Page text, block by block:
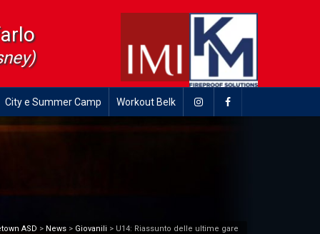
City e Summer Camp Workout Belk
ASD > News > Giovanili > U14: Riassunto delle ultime gare